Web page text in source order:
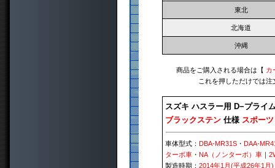
東北
北海道
沖縄
商品をご購入される場合は【 カ
これを押しただけでは
スズキ ハスラー用 D−プライ
ブラックステン 仕様 スポーツ
車体型式：DBA-MR31S ・DAA-
ターボ車 ・NA（ノンターボ）車 ｜
製造時期：2014年1月(平成26年1月)